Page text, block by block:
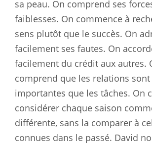
sa peau. On comprend ses
faiblesses. On commence à
sens plutôt que le succès. On
facilement ses fautes. On
facilement du crédit aux autres.
comprend que les relations
importantes que les tâches. On
considérer chaque saison
différente, sans la comparer à
connues dans le passé. David